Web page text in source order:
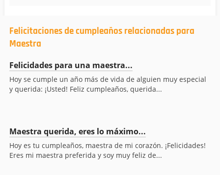
Felicitaciones de cumpleaños relacionadas para
Maestra
Felicidades para una maestra...
Hoy se cumple un año más de vida de alguien muy especial
y querida: ¡Usted! Feliz cumpleaños, querida...
Maestra querida, eres lo máximo...
Hoy es tu cumpleaños, maestra de mi corazón. ¡Felicidades!
Eres mi maestra preferida y soy muy feliz de...